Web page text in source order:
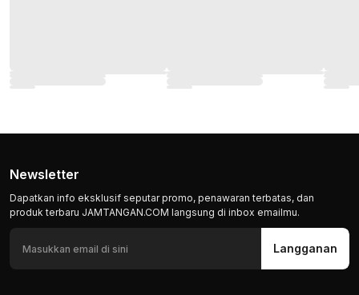
Newsletter
Dapatkan info eksklusif seputar promo, penawaran terbatas, dan
produk terbaru JAMTANGAN.COM langsung di inbox emailmu.
Langganan